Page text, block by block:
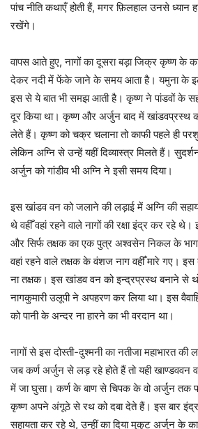
पांच नीति कथाएँ होती हैं, मगर फ़िलहाल उनसे ध्यान
रखेंगे।
वापस आते हुए, नागों का दूसरा बड़ा जिक्र कृष्ण के
देकर नदी में फेंके जाने के समय आता है। यमुना के
इस से ये बात भी समझ आती है। कृष्ण ने पांडवों के
दूर किया था। कृष्ण और अर्जुन बाद में खांडवप्रस्थ
लेते हैं। कृष्ण को चक्र चलाना तो काफी पहले ही
लेकिन अग्नि से उन्हें यहीं दिव्यास्त्र मिलते हैं।
अर्जुन को गांडीव भी अग्नि ने इसी समय दिया।
इस खांडव वन को जलाने की लड़ाई में अग्नि की
थे वहीँ वहां रहने वाले नागों की रक्षा इंद्र कर रहे थे।
और सिर्फ तक्षक का एक पुत्र अश्वसेन निकल के भाग
वहां रहने वाले तक्षक के वंशज नाग वहीँ मारे गए।
ना तक्षक। इस खांडव वन को इन्द्रप्रस्थ बनाने से
नागकुमारी उलूपी ने अपहरण कर लिया था। इस
को पानी के अन्दर ना हारने का भी वरदान था।
नागों से इस दोस्ती-दुश्मनी का नतीजा महाभारत की
जब कर्ण अर्जुन से लड़ रहे होते हैं तो यही
में जा घुसा। कर्ण के बाण से चिपक के वो अर्जुन तक
कृष्ण अपने अंगूठे से रथ को दबा देते हैं। इस बार
सहायता कर रहे थे, उन्हीं का दिया मुकुट अर्जुन के